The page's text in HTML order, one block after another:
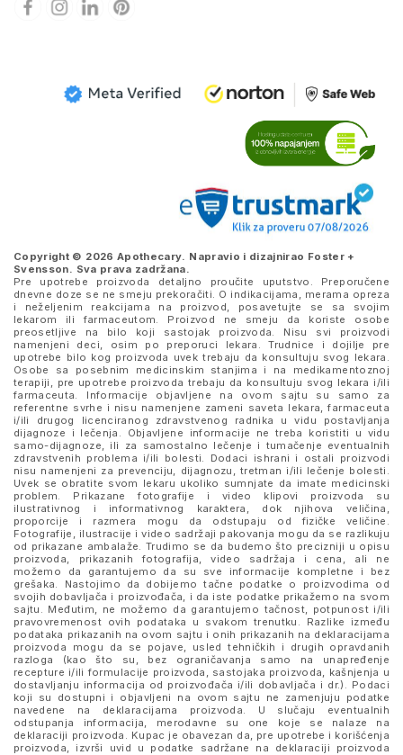
Copyright © 2026 Apothecary. Napravio i dizajnirao Foster +
Svensson. Sva prava zadržana.
Pre upotrebe proizvoda detaljno proučite uputstvo. Preporučene
dnevne doze se ne smeju prekoračiti. O indikacijama, merama opreza
i neželjenim reakcijama na proizvod, posavetujte se sa svojim
lekarom ili farmaceutom. Proizvod ne smeju da koriste osobe
preosetljive na bilo koji sastojak proizvoda. Nisu svi proizvodi
namenjeni deci, osim po preporuci lekara. Trudnice i dojilje pre
upotrebe bilo kog proizvoda uvek trebaju da konsultuju svog lekara.
Osobe sa posebnim medicinskim stanjima i na medikamentoznoj
terapiji, pre upotrebe proizvoda trebaju da konsultuju svog lekara i/ili
farmaceuta. Informacije objavljene na ovom sajtu su samo za
referentne svrhe i nisu namenjene zameni saveta lekara, farmaceuta
i/ili drugog licenciranog zdravstvenog radnika u vidu postavljanja
dijagnoze i lečenja. Objavljene informacije ne treba koristiti u vidu
samo-dijagnoze, ili za samostalno lečenje i tumačenje eventualnih
zdravstvenih problema i/ili bolesti. Dodaci ishrani i ostali proizvodi
nisu namenjeni za prevenciju, dijagnozu, tretman i/ili lečenje bolesti.
Uvek se obratite svom lekaru ukoliko sumnjate da imate medicinski
problem. Prikazane fotografije i video klipovi proizvoda su
ilustrativnog i informativnog karaktera, dok njihova veličina,
proporcije i razmera mogu da odstupaju od fizičke veličine.
Fotografije, ilustracije i video sadržaji pakovanja mogu da se razlikuju
od prikazane ambalaže. Trudimo se da budemo što precizniji u opisu
proizvoda, prikazanih fotografija, video sadržaja i cena, ali ne
možemo da garantujemo da su sve informacije kompletne i bez
grešaka. Nastojimo da dobijemo tačne podatke o proizvodima od
svojih dobavljača i proizvođača, i da iste podatke prikažemo na svom
sajtu. Međutim, ne možemo da garantujemo tačnost, potpunost i/ili
pravovremenost ovih podataka u svakom trenutku. Razlike između
podataka prikazanih na ovom sajtu i onih prikazanih na deklaracijama
proizvoda mogu da se pojave, usled tehničkih i drugih opravdanih
razloga (kao što su, bez ograničavanja samo na unapređenje
recepture i/ili formulacije proizvoda, sastojaka proizvoda, kašnjenja u
dostavljanju informacija od proizvođača i/ili dobavljača i dr.). Podaci
koji su dostupni i objavljeni na ovom sajtu ne zamenjuju podatke
navedene na deklaracijama proizvoda. U slučaju eventualnih
odstupanja informacija, merodavne su one koje se nalaze na
deklaraciji proizvoda. Kupac je obavezan da, pre upotrebe i korišćenja
proizvoda, izvrši uvid u podatke sadržane na deklaraciji proizvoda